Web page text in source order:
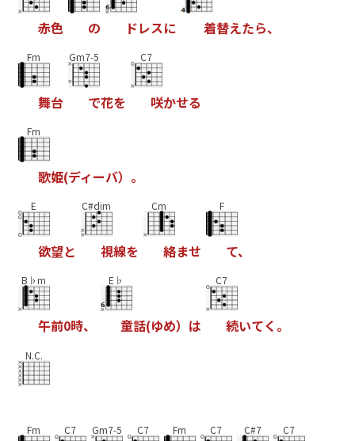
赤色 の ドレスに 着替えたら、
Fm
舞台
Gm7-5
で花を
C7
咲かせる
Fm
歌姫(ディーバ） 。
E
欲望と
C#dim
視線を
Cm
絡ませ
F
て、
B♭m
午前0時、
E♭
童話(ゆめ） は
C7
続いてく。
N.C.
Fm C7 Gm7-5 C7 Fm C7 C#7 C7